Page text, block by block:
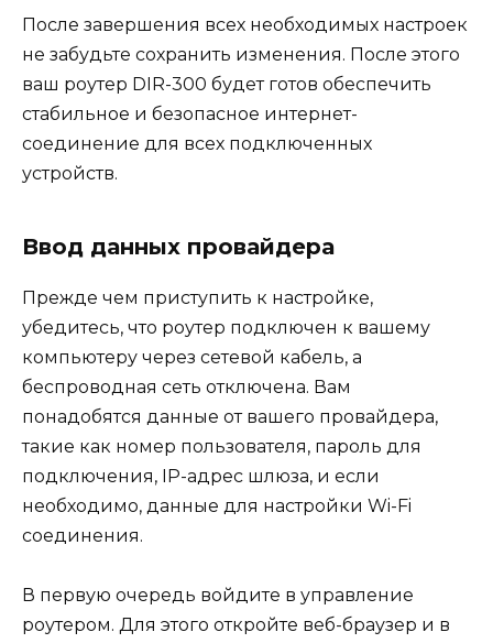
После завершения всех необходимых настроек
не забудьте сохранить изменения. После этого
ваш роутер DIR-300 будет готов обеспечить
стабильное и безопасное интернет-
соединение для всех подключенных
устройств.
Ввод данных провайдера
Прежде чем приступить к настройке,
убедитесь, что роутер подключен к вашему
компьютеру через сетевой кабель, а
беспроводная сеть отключена. Вам
понадобятся данные от вашего провайдера,
такие как номер пользователя, пароль для
подключения, IP-адрес шлюза, и если
необходимо, данные для настройки Wi-Fi
соединения.
В первую очередь войдите в управление
роутером. Для этого откройте веб-браузер и в